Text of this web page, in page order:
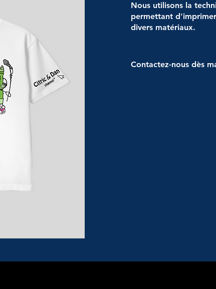
Nous utilisons la
permettant
divers matériaux.
Contactez-nous dès